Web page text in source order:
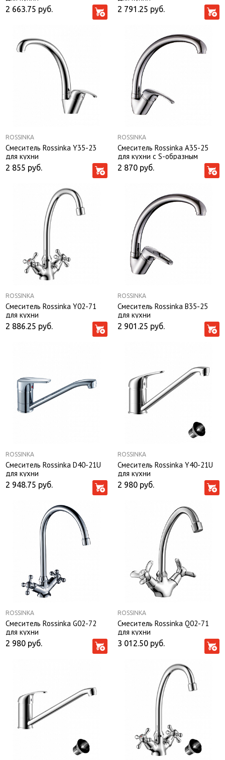
2 663.75 руб. 2 791.25 руб.
ROSSINKA
Смеситель Rossinka Y35-23
для кухни
2 855 руб.
ROSSINKA
Смеситель Rossinka A35-25
для кухни с S-образным
изливом
2 870 руб.
ROSSINKA
Смеситель Rossinka Y02-71
для кухни
2 886.25 руб.
ROSSINKA
Смеситель Rossinka B35-25
для кухни
2 901.25 руб.
ROSSINKA
Смеситель Rossinka D40-21U
для кухни
2 948.75 руб.
ROSSINKA
Смеситель Rossinka Y40-21U
для кухни
2 980 руб.
ROSSINKA
Смеситель Rossinka G02-72
для кухни
2 980 руб.
ROSSINKA
Смеситель Rossinka Q02-71
для кухни
3 012.50 руб.